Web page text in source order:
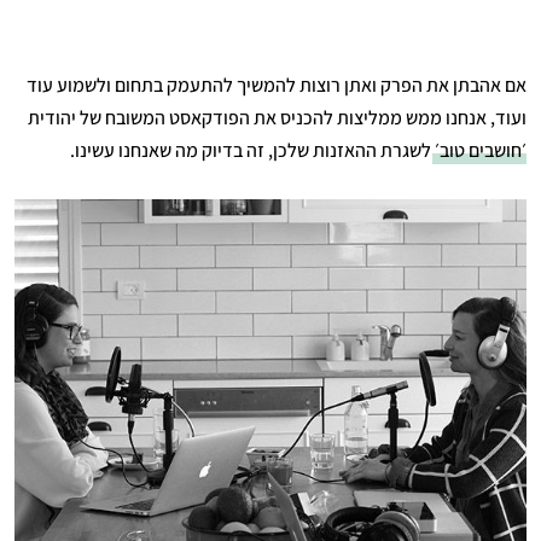
אם אהבתן את הפרק ואתן רוצות להמשיך להתעמק בתחום ולשמוע עוד
ועוד, אנחנו ממש ממליצות להכניס את הפודקאסט המשובח של יהודית
׳חושבים טוב׳לשגרת ההאזנות שלכן, זה בדיוק מה שאנחנו עשינו.